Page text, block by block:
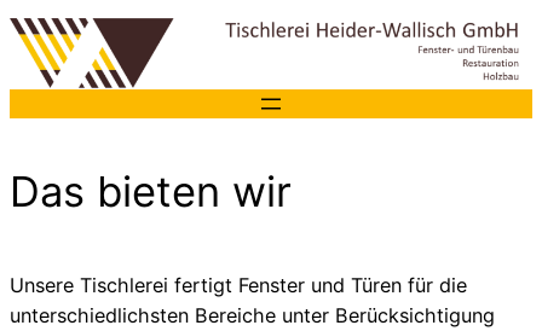
Zum
Inhalt
springen
Das bieten wir
Unsere Tischlerei fertigt Fenster und Türen für die
unterschiedlichsten Bereiche unter Berücksichtigung